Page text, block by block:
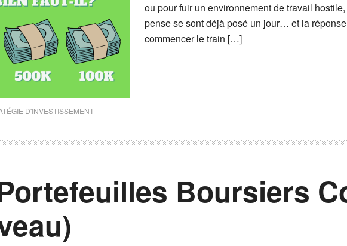
ou pour fuir un environnement de travail
pense se sont déjà posé un jour… et la
commencer le train […]
D'INVESTISSEMENT
Boursiers